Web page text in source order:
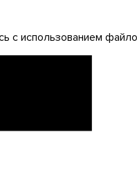
с использованием